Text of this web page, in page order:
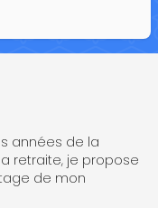
années de la
retraite, je propose
de mon